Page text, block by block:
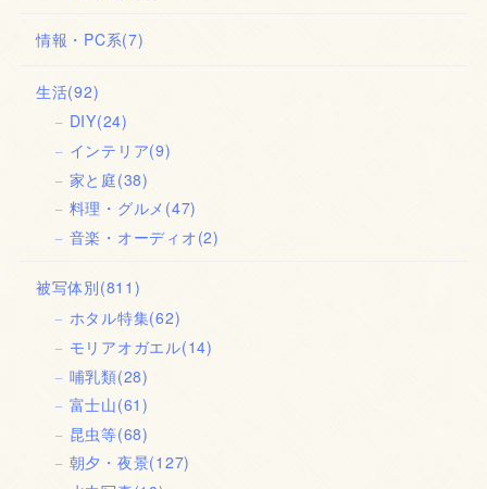
情報・PC系(7)
生活(92)
DIY(24)
インテリア(9)
家と庭(38)
料理・グルメ (47)
音楽・オーディオ(2)
被写体別(811)
ホタル特集(62)
モリアオガエル(14)
哺乳類(28)
富士山(61)
昆虫等(68)
朝夕・夜景(127)